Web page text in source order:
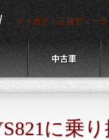
ドゥカティ正規ディー
に乗